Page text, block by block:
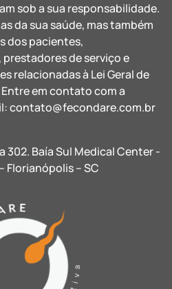
sob a sua responsabilidade.
da sua saúde, mas também
dos pacientes,
de serviço e
relacionadas à Lei Geral de
Entre em contato com a
contato@fecondare.com.br
302. Baía Sul Medical Center -
Florianópolis – SC